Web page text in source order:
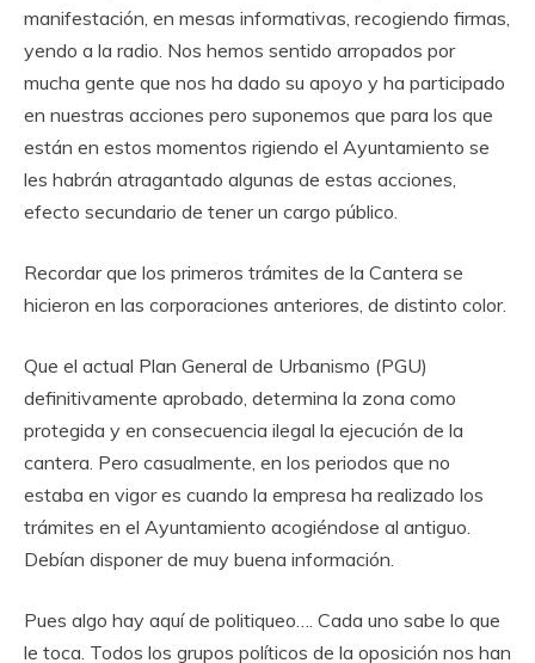
manifestación, en mesas informativas, recogiendo firmas,
yendo a la radio. Nos hemos sentido arropados por
mucha gente que nos ha dado su apoyo y ha participado
en nuestras acciones pero suponemos que para los que
están en estos momentos rigiendo el Ayuntamiento se
les habrán atragantado algunas de estas acciones,
efecto secundario de tener un cargo público.
Recordar que los primeros trámites de la Cantera se
hicieron en las corporaciones anteriores, de distinto color.
Que el actual Plan General de Urbanismo (PGU)
definitivamente aprobado, determina la zona como
protegida y en consecuencia ilegal la ejecución de la
cantera. Pero casualmente, en los periodos que no
estaba en vigor es cuando la empresa ha realizado los
trámites en el Ayuntamiento acogiéndose al antiguo.
Debían disponer de muy buena información.
Pues algo hay aquí de politiqueo…. Cada uno sabe lo que
le toca. Todos los grupos políticos de la oposición nos han